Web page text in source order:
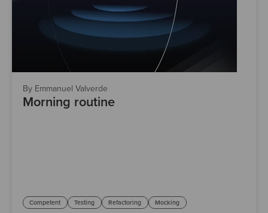
By Emmanuel Valverde
Morning routine
Competent Testing Refactoring Mocking